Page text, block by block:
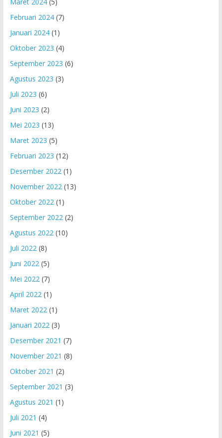
Februari 2024(7)
Januari 2024(1)
Oktober 2023 (4)
September 2023 (6)
Agustus 2023 (3)
Juli 2023 (6)
Juni 2023 (2)
Mei 2023 (13)
Maret 2023 (5)
Februari 2023 (12)
Desember 2022(1)
November 2022(13)
Oktober 2022(1)
September 2022(2)
Agustus 2022(10)
Juli 2022(8)
Juni 2022(5)
Mei 2022(7)
April 2022(1)
Maret 2022(1)
Januari 2022(3)
Desember 2021 (7)
November 2021 (8)
Oktober 2021 (2)
September 2021 (3)
Agustus 2021 (1)
Juli 2021 (4)
Juni 2021 (5)